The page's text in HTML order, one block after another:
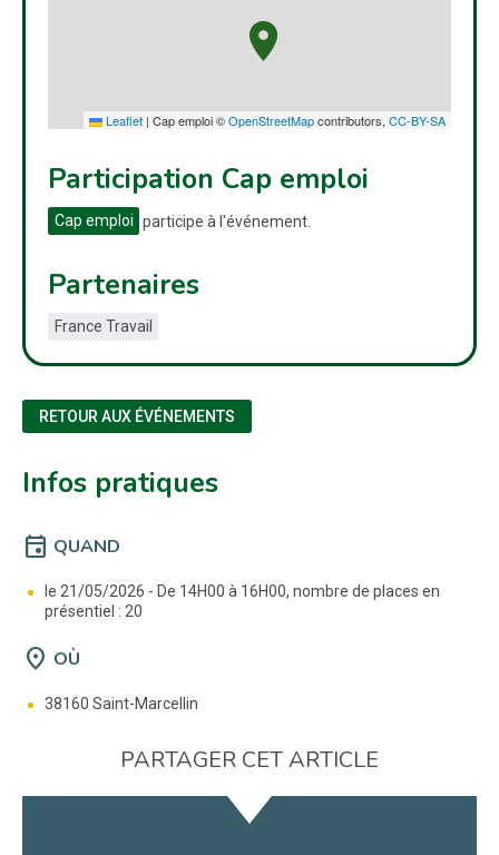
Leaflet | Cap emploi ©OpenStreetMapcontributors, CC-BY-SA
Participation Cap emploi
Cap emploi participe à l'événement.
Partenaires
France Travail
RETOUR AUX ÉVÉNEMENTS
Infos pratiques
event QUAND
le 21/05/2026 - De 14H00 à 16H00, nombre de places en
présentiel : 20
location_on OÙ
38160 Saint-Marcellin
PARTAGER CET ARTICLE